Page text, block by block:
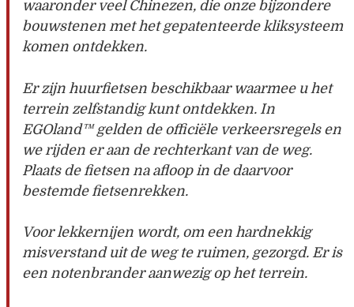
waaronder veel Chinezen, die onze bijzondere
bouwstenen met het gepatenteerde kliksysteem
komen ontdekken.
Er zijn huurfietsen beschikbaar waarmee u het
terrein zelfstandig kunt ontdekken. In
EGOland™ gelden de officiële verkeersregels en
we rijden er aan de rechterkant van de weg.
Plaats de fietsen na afloop in de daarvoor
bestemde fietsenrekken.
Voor lekkernijen wordt, om een hardnekkig
misverstand uit de weg te ruimen, gezorgd. Er is
een notenbrander aanwezig op het terrein.